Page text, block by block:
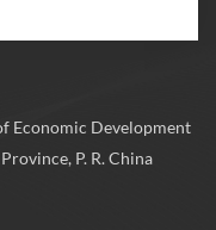
Economic Development
P. R. China